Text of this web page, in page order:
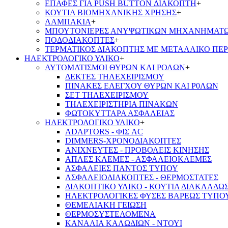
ΕΠΑΦΕΣ ΓΙΑ PUSH BUTTON ΔΙΑΚΟΠΤΗ+
ΚΟΥΤΙΑ ΒΙΟΜΗΧΑΝΙΚΗΣ ΧΡΗΣΗΣ+
ΛΑΜΠΑΚΙΑ+
ΜΠΟΥΤΟΝΙΕΡΕΣ ΑΝΥΨΩΤΙΚΩΝ
ΠΟΔΟΔΙΑΚΟΠΤΕΣ+
ΤΕΡΜΑΤΙΚΟΣ ΔΙΑΚΟΠΤΗΣ ΜΕ ΜΕΤΑΛΛΙΚΟ
ΗΛΕΚΤΡΟΛΟΓΙΚΟ ΥΛΙΚΟ+
ΑΥΤΟΜΑΤΙΣΜΟΙ ΘΥΡΩΝ ΚΑΙ ΡΟΛΩΝ+
ΔΕΚΤΕΣ ΤΗΛΕΧΕΙΡΙΣΜΟΥ
ΠΙΝΑΚΕΣ ΕΛΕΓΧΟΥ ΘΥΡΩΝ ΚΑΙ Ρ0ΛΩΝ
ΣΕΤ ΤΗΛΕΧΕΙΡΙΣΜΟΥ
ΤΗΛΕΧΕΙΡΙΣΤΗΡΙΑ ΠΙΝΑΚΩΝ
ΦΩΤΟΚΥΤΤΑΡΑ ΑΣΦΑΛΕΙΑΣ
ΗΛΕΚΤΡΟΛΟΓΙΚΟ ΥΛΙΚΟ+
ADAPTORS - ΦΙΣ AC
DIMMERS-ΧΡΟΝΟΔΙΑΚΟΠΤΕΣ
ΑΝΙΧΝΕΥΤΕΣ - ΠΡΟΒΟΛΕΙΣ ΚΙΝΗΣΗΣ
ΑΠΛΕΣ ΚΛΕΜΕΣ - ΑΣΦΑΛΕΙΟΚΛΕΜΕΣ
ΑΣΦΑΛΕΙΕΣ ΠΑΝΤΟΣ ΤΥΠΟΥ
ΑΣΦΑΛΕΙΟΔΙΑΚΟΠΤΕΣ - ΘΕΡΜΟΣΤΑΤΕΣ
ΔΙΑΚΟΠΤΙΚΟ ΥΛΙΚΟ - ΚΟΥΤΙΑ
ΗΛΕΚΤΡΟΛΟΓΙΚΕΣ ΦΥΣΕΣ ΒΑΡΕΩΣ
ΘΕΜΕΛΙΑΚΗ ΓΕΙΩΣΗ
ΘΕΡΜΟΣΥΣΤΕΛΟΜΕΝΑ
ΚΑΝΑΛΙΑ ΚΑΛΩΔΙΩΝ - ΝΤΟΥΙ